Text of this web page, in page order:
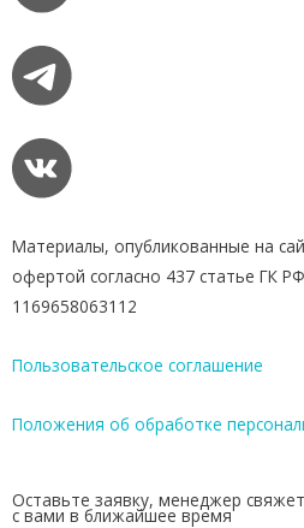
Материалы, опубликованные на
офертой согласно 437 статье ГК
1169658063112
Пользовательское соглашение
Положения об обработке
Оставьте заявку, менеджер
с вами в ближайшее время